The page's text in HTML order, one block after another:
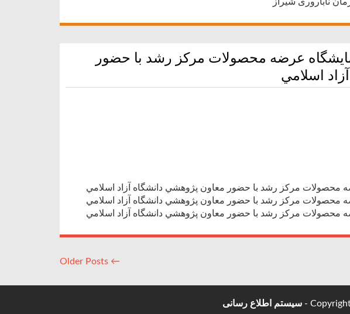
عرضه محصولات مرکز رشد با حضور
اسلامي
محصولات مرکز رشد با حضور معاون پژوهشي دانشگاه آزاد اسلامي
محصولات مرکز رشد با حضور معاون پژوهشي دانشگاه آزاد اسلامي
محصولات مرکز رشد با حضور معاون پژوهشي دانشگاه آزاد اسلامي
← Older Posts
سیستم اطلاع رسانی